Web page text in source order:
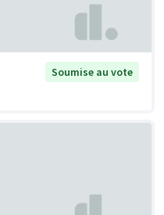
Soumise au vote